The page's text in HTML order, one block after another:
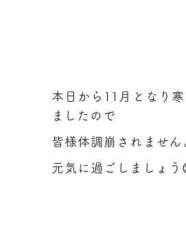
本日から11月となり寒
ましたので
皆様体調崩されませ
元気に過ごしましょう